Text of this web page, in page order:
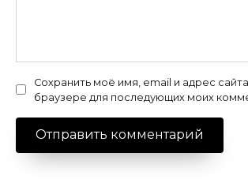
Сохранить моё имя, email и адрес
браузере для последующих моих